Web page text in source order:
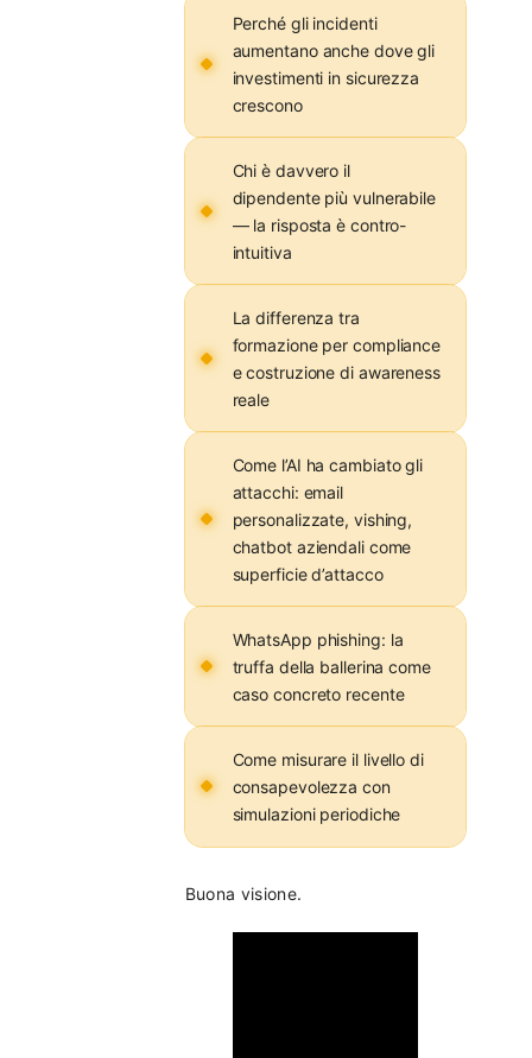
Perché gli incidenti
aumentano anche dove gli
investimenti in sicurezza
crescono
Chi è davvero il
dipendente più vulnerabile
— la risposta è contro-
intuitiva
La differenza tra
formazione per compliance
e costruzione di awareness
reale
Come l’AI ha cambiato gli
attacchi: email
personalizzate, vishing,
chatbot aziendali come
superficie d’attacco
WhatsApp phishing: la
truffa della ballerina come
caso concreto recente
Come misurare il livello di
consapevolezza con
simulazioni periodiche
Buona visione.